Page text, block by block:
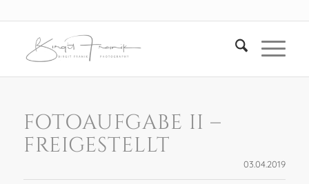
FOTOAUFGABE II –
FREIGESTELLT
03.04.2019